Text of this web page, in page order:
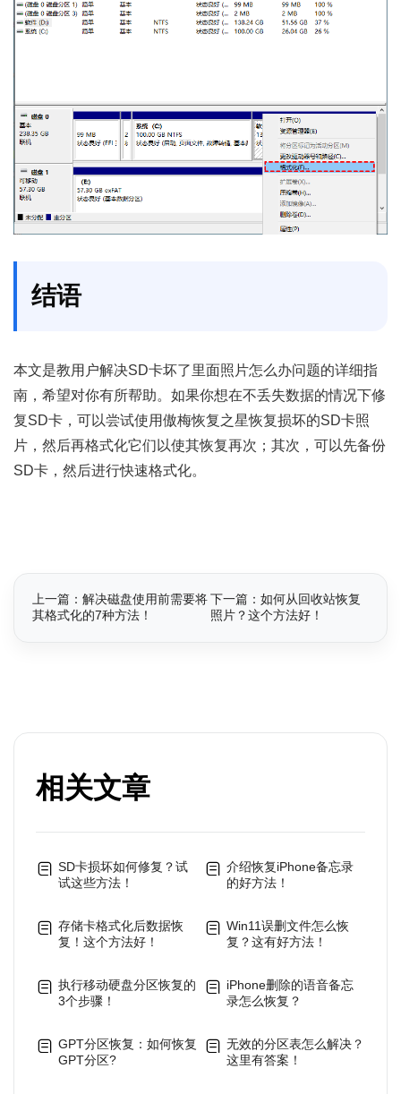
结语
本文是教用户解决SD卡坏了里面照片怎么办问题的详细指
南，希望对你有所帮助。如果你想在不丢失数据的情况下修
复SD卡，可以尝试使用傲梅恢复之星恢复损坏的SD卡照
片，然后再格式化它们以使其恢复再次；其次，可以先备份
SD卡，然后进行快速格式化。
上一篇：解决磁盘使用前需要将
其格式化的7种方法！
下一篇：如何从回收站恢复
照片？这个方法好！
相关文章
SD卡损坏如何修复？试
试这些方法！
存储卡格式化后数据恢
复！这个方法好！
执行移动硬盘分区恢复的
3个步骤！
GPT分区恢复：如何恢复
GPT分区?
介绍恢复iPhone备忘录
的好方法！
Win11误删文件怎么恢
复？这有好方法！
iPhone删除的语音备忘
录怎么恢复？
无效的分区表怎么解决？
这里有答案！